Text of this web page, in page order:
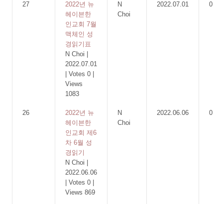
27
2022년 뉴
헤이븐한
인교회 7월
맥체인 성
경읽기표
N Choi
2022.07.01
Votes 0
Views
1083
N
Choi
2022.07.01 0
26
2022년 뉴
헤이븐한
인교회 제6
차 6월 성
경읽기
N Choi
2022.06.06
Votes 0
Views 869
N
Choi
2022.06.06 0